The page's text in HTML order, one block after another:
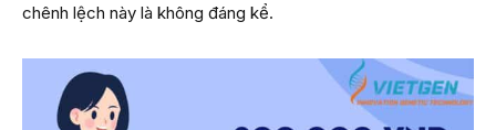
chênh lệch này là không đáng kể.